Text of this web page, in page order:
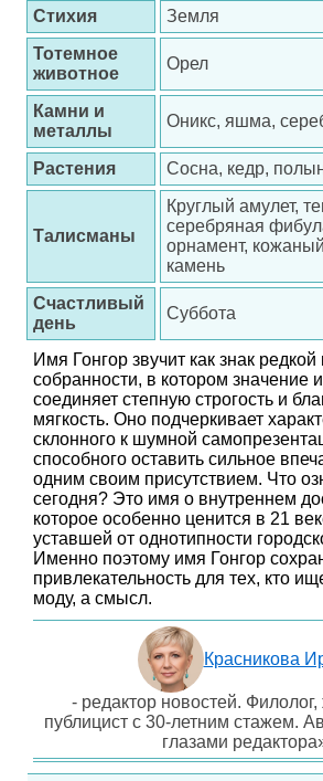
Стихия
Земля
Тотемное
животное
Орел
Камни и
металлы
Оникс, яшма,
Растения Сосна, кедр,
Талисманы
Круглый амулет,
серебряная
орнамент,
камень
Счастливый
день
Суббота
Имя Гонгор звучит как знак редкой
собранности, в котором значение
соединяет степную строгость и
мягкость. Оно подчеркивает
склонного к шумной
способного оставить сильное
одним своим присутствием. Что
сегодня? Это имя о внутреннем
которое особенно ценится в 21
уставшей от однотипности
Именно поэтому имя Гонгор
привлекательность для тех, кто
моду, а смысл.
Красникова
- редактор новостей.
публицист с 30-летним стажем.
глазами